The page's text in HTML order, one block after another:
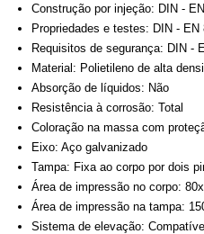
Construção por injeção: DIN -
Propriedades e testes: DIN - EN
Requisitos de segurança: DIN -
Material: Polietileno de alta
Absorção de líquidos: Não
Resistência à corrosão: Total
Coloração na massa com
Eixo: Aço galvanizado
Tampa: Fixa ao corpo por dois
Área de impressão no corpo:
Área de impressão na tampa:
Sistema de elevação: